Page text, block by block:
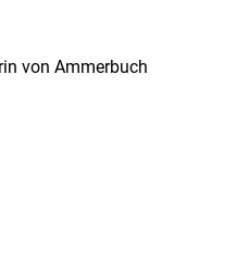
von Ammerbuch